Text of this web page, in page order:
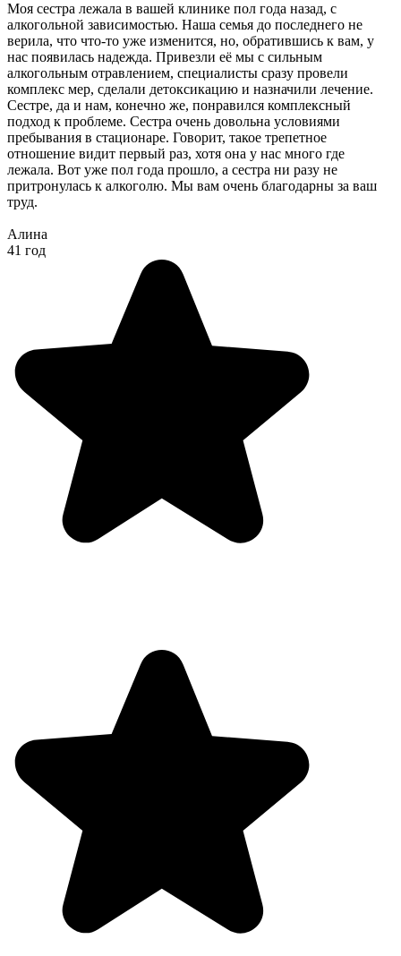
Моя сестра лежала в вашей клинике пол года назад, с
алкогольной зависимостью. Наша семья до последнего не
верила, что что-то уже изменится, но, обратившись к вам, у
нас появилась надежда. Привезли её мы с сильным
алкогольным отравлением, специалисты сразу провели
комплекс мер, сделали детоксикацию и назначили лечение.
Сестре, да и нам, конечно же, понравился комплексный
подход к проблеме. Сестра очень довольна условиями
пребывания в стационаре. Говорит, такое трепетное
отношение видит первый раз, хотя она у нас много где
лежала. Вот уже пол года прошло, а сестра ни разу не
притронулась к алкоголю. Мы вам очень благодарны за ваш
труд.
Алина
41 год